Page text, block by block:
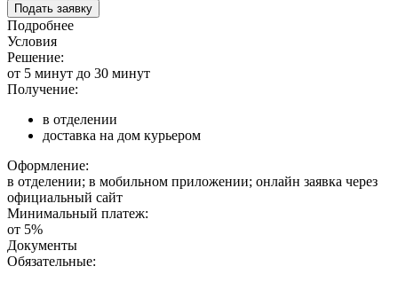
Подать заявку
Подробнее
Условия
Решение:
от 5 минут до 30 минут
Получение:
в отделении
доставка на дом курьером
Оформление:
в отделении; в мобильном приложении; онлайн заявка через
официальный сайт
Минимальный платеж:
от 5%
Документы
Обязательные: